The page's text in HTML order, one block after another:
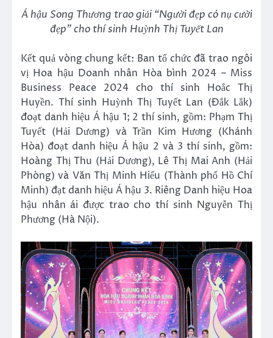
Á hậu Song Thương trao giải “Người đẹp có nụ cười
đẹp” cho thí sinh Huỳnh Thị Tuyết Lan
Kết quả vòng chung kết: Ban tổ chức đã trao ngôi
vị Hoa hậu Doanh nhân Hòa bình 2024 – Miss
Business Peace 2024 cho thí sinh Hoắc Thị
Huyền. Thí sinh Huỳnh Thị Tuyết Lan (Đắk Lắk)
đoạt danh hiệu Á hậu 1; 2 thí sinh, gồm: Phạm Thị
Tuyết (Hải Dương) và Trần Kim Hương (Khánh
Hòa) đoạt danh hiệu Á hậu 2 và 3 thí sinh, gồm:
Hoàng Thị Thu (Hải Dương), Lê Thị Mai Anh (Hải
Phòng) và Văn Thị Minh Hiếu (Thành phố Hồ Chí
Minh) đạt danh hiệu Á hậu 3. Riêng Danh hiệu Hoa
hậu nhân ái được trao cho thí sinh Nguyễn Thị
Phương (Hà Nội).